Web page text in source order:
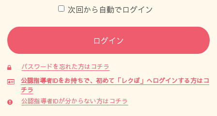
次回から自動でログイン
ログイン
パスワードを忘れた方はコチラ
公認指導者IDをお持ちで、初めて「レクぽ」へログインする方はコ
チラ
公認指導者IDが分からない方はコチラ